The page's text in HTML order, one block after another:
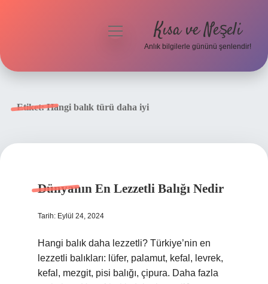
menüyü
Kısa ve Neşeli
Anlık bilgilerle gününü şenlendir!
Etiket:Hangi balık türü daha iyi
Dünyanın En Lezzetli Balığı Nedir
Tarih: Eylül 24, 2024
Hangi balık daha lezzetli? Türkiye’nin en
lezzetli balıkları: lüfer, palamut, kefal, levrek,
kefal, mezgit, pisi balığı, çipura. Daha fazla